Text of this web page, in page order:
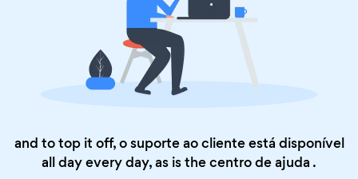
and to top it off, o suporte ao cliente está disponível
all day every day, as is thecentro de ajuda .